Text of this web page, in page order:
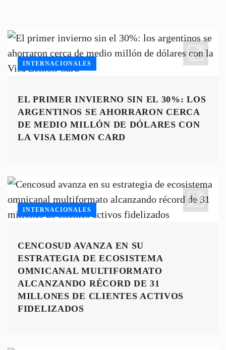
INTERNACIONALES
EL PRIMER INVIERNO SIN EL 30%: LOS
ARGENTINOS SE AHORRARON CERCA
DE MEDIO MILLÓN DE DÓLARES CON
LA VISA LEMON CARD
INTERNACIONALES
CENCOSUD AVANZA EN SU
ESTRATEGIA DE ECOSISTEMA
OMNICANAL MULTIFORMATO
ALCANZANDO RÉCORD DE 31
MILLONES DE CLIENTES ACTIVOS
FIDELIZADOS